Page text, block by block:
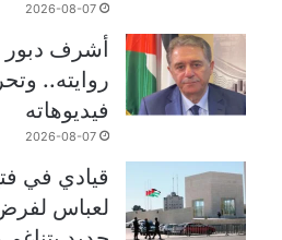
2026-08-07
أشرف
روايته..
فيديوهاته
2026-08-07
قيادي في
لعباس